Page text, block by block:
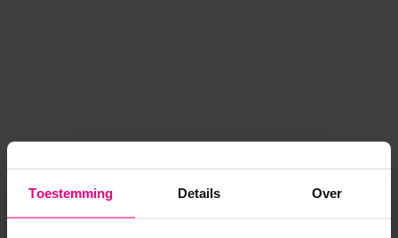
Toestemming Details Over